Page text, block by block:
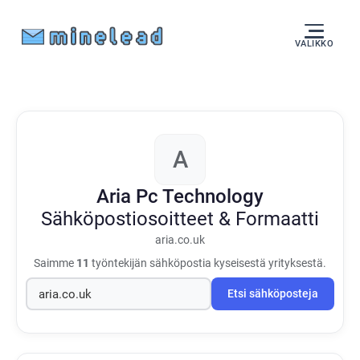
VALIKKO
A
Aria Pc Technology
Sähköpostiosoitteet & Formaatti
aria.co.uk
Saimme 11 työntekijän sähköpostia kyseisestä yrityksestä.
Etsi sähköposteja